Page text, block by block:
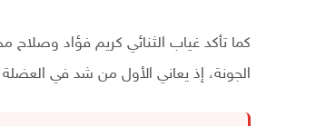
كما تأكد غياب الثنائي كريم فؤاد وصلاح
الجونة، إذ يعاني الأول من شد في العضلة